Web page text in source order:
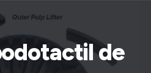
de